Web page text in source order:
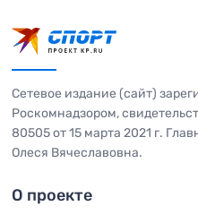
Сетевое издание (сайт)
Роскомнадзором,
80505 от 15 марта 2021 г.
Олеся Вячеславовна.
О проекте